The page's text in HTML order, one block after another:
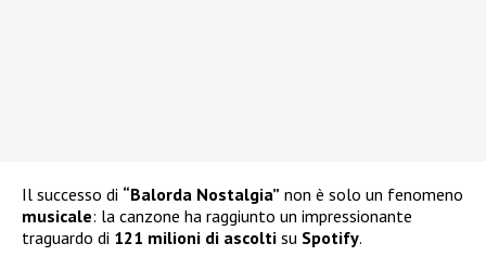
Il successo di “Balorda Nostalgia” non è solo un fenomeno
musicale: la canzone ha raggiunto un impressionante
traguardo di 121 milioni di ascolti su Spotify.